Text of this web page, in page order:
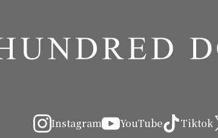
Instagram YouTube Tiktok